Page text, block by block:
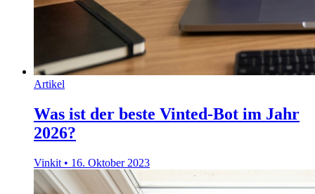
Artikel
Was ist der beste Vinted-Bot im Jahr
2026?
Vinkit • 16. Oktober 2023